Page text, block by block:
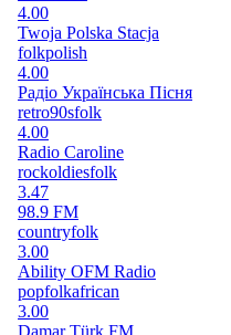
4.00
Twoja Polska Stacja
folkpolish
4.00
Радіо Українська Пісня
retro90sfolk
4.00
Radio Caroline
rockoldiesfolk
3.47
98.9 FM
countryfolk
3.00
Ability OFM Radio
popfolkafrican
3.00